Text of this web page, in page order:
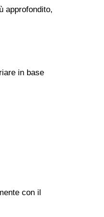
approfondito,
in base
con il